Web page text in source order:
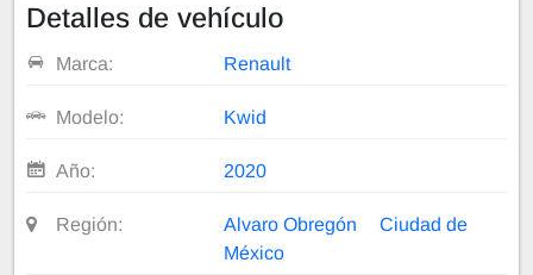
Detalles de vehículo
Marca: Renault
Modelo: Kwid
Año: 2020
Región: Alvaro Obregón
Ciudad de
México